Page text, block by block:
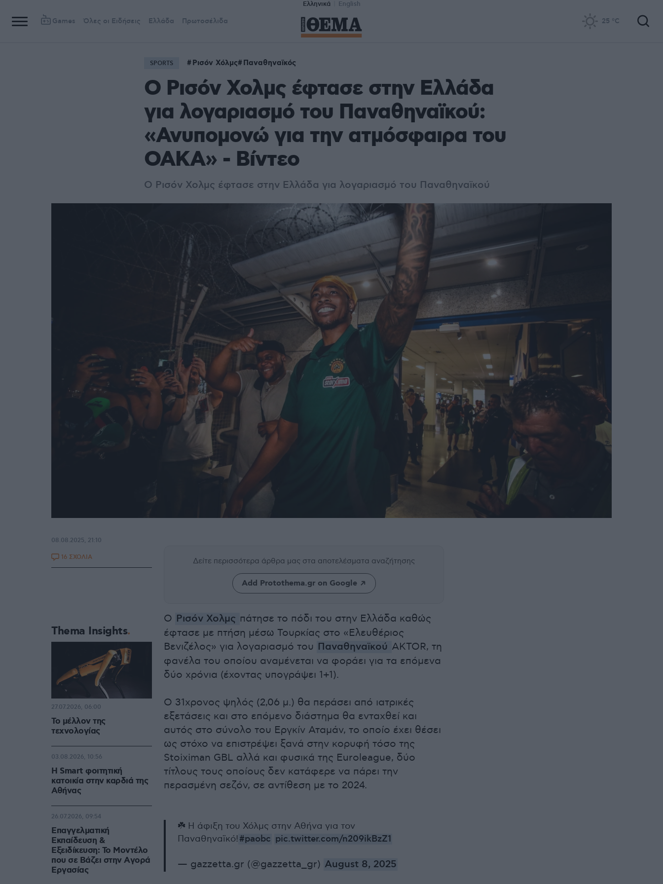
Ελληνικά English
Games Όλες οι Ειδήσεις Ελλάδα Πρωτοσέλιδα 25 °C
SPORTS Ρισόν Χόλμς Παναθηναϊκός
Ο Ρισόν Χολμς έφτασε στην Ελλάδα
για λογαριασμό του Παναθηναϊκού:
«Ανυπομονώ για την ατμόσφαιρα του
ΟΑΚΑ» - Βίντεο
Ο Ρισόν Χολμς έφτασε στην Ελλάδα για λογαριασμό του Παναθηναϊκού
Δείτε περισσότερα άρθρα μας στα αποτελέσματα αναζήτησης
Add Protothema.gr on Google
Ο Ρισόν Χολμς πάτησε το πόδι του στην Ελλάδα καθώς
έφτασε με πτήση μέσω Τουρκίας στο «Ελευθέριος
Βενιζέλος» για λογαριασμό του Παναθηναϊκού AKTOR, τη
φανέλα του οποίου αναμένεται να φοράει για τα επόμενα
δύο χρόνια (έχοντας υπογράψει 1+1).
Ο 31χρονος ψηλός (2,06 μ.) θα περάσει από ιατρικές
εξετάσεις και στο επόμενο διάστημα θα ενταχθεί και
αυτός στο σύνολο του Εργκίν Αταμάν, το οποίο έχει θέσει
ως στόχο να επιστρέψει ξανά στην κορυφή τόσο της
Stoiximan GBL αλλά και φυσικά της Euroleague, δύο
τίτλους τους οποίους δεν κατάφερε να πάρει την
περασμένη σεζόν, σε αντίθεση με το 2024.
☘️ Η άφιξη του Χόλμς στην Αθήνα για τον
Παναθηναϊκό!#paobc pic.twitter.com/n209ikBzZ1
— gazzetta.gr (@gazzetta_gr) August 8, 2025
08.08.2025, 21:10
16 ΣΧΟΛΙΑ
Thema Insights
Το μέλλον της
τεχνολογίας
27.07.2026, 06:00
Η Smart φοιτητική
κατοικία στην καρδιά της
Αθήνας
03.08.2026, 10:56
Επαγγελματική
Εκπαίδευση &
Εξειδίκευση: Το Mοντέλο
που σε Bάζει στην Aγορά
Eργασίας
26.07.2026, 09:54